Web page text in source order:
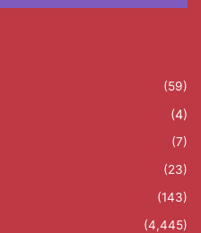
(59)
(4)
(7)
(23)
(143)
(4,445)